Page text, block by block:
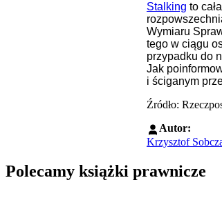
Stalking to
Wymiaru
tego w ciągu
przypadku do
Jak
i ściganym
Źródło:
Autor:
Krzysztof
Polecamy książki prawnicze